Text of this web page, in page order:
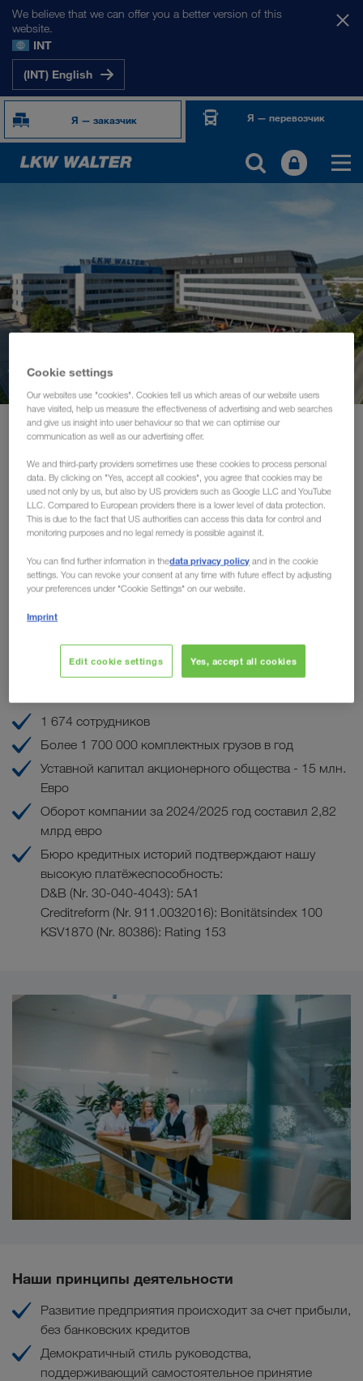
We believe that we can offer you a better version of this
website.
INT
(INT) English
Я — заказчик Я — перевозчик
Менеджмент SHEQ
Социальная ответственность
Сертификаты
Глоссарий
Compliance
WALTER GROUP
О нас Информация о компании
Информация о компании
LKW WALTER — ведущая транспортная
организация в Европе по доставке
комплектных грузов
Австрийская частная компания (100% в семейной
собственности)
С 1986 г. носитель австрийского государственного
герба — награды за особые заслуги в области
1 674 сотрудников
Более 1 700 000 комплектных грузов в год
Уставной капитал акционерного общества - 15 млн.
Евро
Оборот компании за 2024/2025 год составил 2,82
млрд евро
Бюро кредитных историй подтверждают нашу
высокую платёжеспособность:
D&B (Nr. 30-040-4043): 5A1
Creditreform (Nr. 911.0032016): Bonitätsindex 100
KSV1870 (Nr. 80386): Rating 153
Наши принципы деятельности
Развитие предприятия происходит за счет прибыли,
без банковских кредитов
Демократичный стиль руководства,
поддерживающий самостоятельное принятие
Cookie settings
Our websites use "cookies". Cookies tell us which areas of our website users
have visited, help us measure the effectiveness of advertising and web searches
and give us insight into user behaviour so that we can optimise our
communication as well as our advertising offer.
We and third-party providers sometimes use these cookies to process personal
data. By clicking on "Yes, accept all cookies", you agree that cookies may be
used not only by us, but also by US providers such as Google LLC and YouTube
LLC. Compared to European providers there is a lower level of data protection.
This is due to the fact that US authorities can access this data for control and
monitoring purposes and no legal remedy is possible against it.
You can find further information in thedata privacy policy and in the cookie
settings. You can revoke your consent at any time with future effect by adjusting
your preferences under "Cookie Settings" on our website.
Imprint
Edit cookie settings Yes, accept all cookies